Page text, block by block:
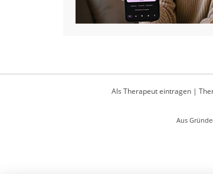
Als Therapeut eintragen|
Aus